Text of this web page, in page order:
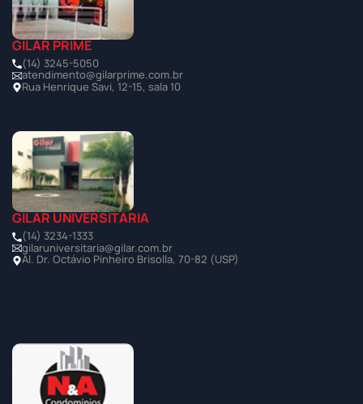
GILAR PRIME
(14) 3245-5050
atendimento@gilarprime.com.br
Rua Henrique Savi, 12-15, sala 10
GILAR UNIVERSITÁRIA
(14) 3234-1333
gilaruniversitaria@gilar.com.br
Al. Dr. Octávio Pinheiro Brisolla, 70-82 (USP)